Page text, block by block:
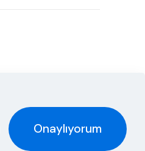
Onaylıyorum